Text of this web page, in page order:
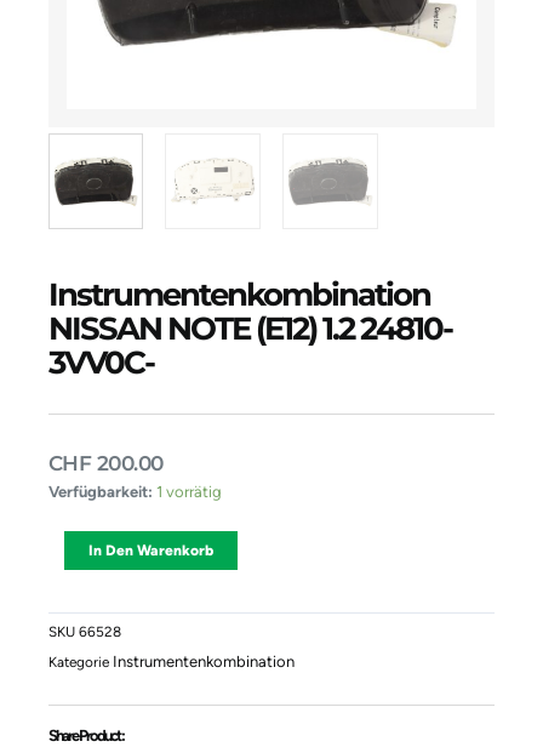
Instrumentenkombination
NISSAN NOTE (E12) 1.2 24810-
3VV0C-
CHF200.00
Verfügbarkeit: 1 vorrätig
Instrumentenkombination
NOTE
3VV0C-
In Den Warenkorb
SKU 66528
Kategorie Instrumentenkombination
Share Product :